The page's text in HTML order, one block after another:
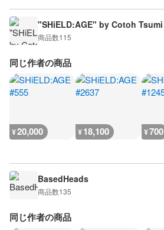
"SHiELD:AGE" by Cotoh Tsumi
商品数115
同じ作者の商品
¥20,000 ¥18,100 ¥700
BasedHeads
商品数135
同じ作者の商品